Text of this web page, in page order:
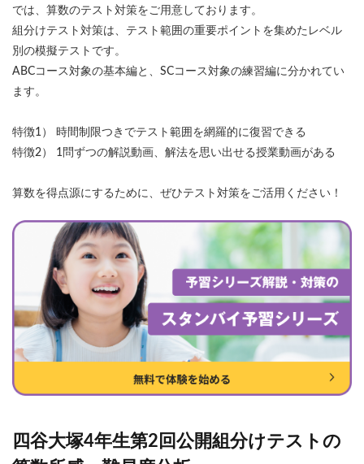
では、算数のテスト対策をご用意しております。
組分けテスト対策は、テスト範囲の重要ポイントを集めたレベル
別の模擬テストです。
ABCコース対象の基本編と、SCコース対象の練習編に分かれてい
ます。
特徴1） 時間制限つきでテスト範囲を網羅的に復習できる
特徴2） 1問ずつの解説動画、解法を思い出せる授業動画がある
算数を得点源にするために、ぜひテスト対策をご活用ください！
四谷大塚4年生第2回公開組分けテストの